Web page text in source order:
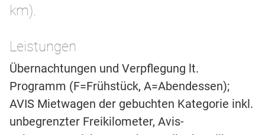
km).
Leistungen
Übernachtungen und Verpflegung lt.
Programm (F=Frühstück, A=Abendessen);
AVIS Mietwagen der gebuchten Kategorie inkl.
unbegrenzter Freikilometer, Avis-